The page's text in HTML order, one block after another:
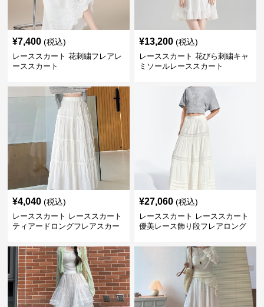
¥7,400 (税込)
レーススカート 花刺繍フレアレ
ーススカート
¥13,200 (税込)
レーススカート 花びら刺繍キャ
ミソールレーススカート
¥4,040 (税込)
レーススカート レーススカート
ティアードロングフレアスカー
¥27,060 (税込)
レーススカート レーススカート
優美レース飾り段フレアロング